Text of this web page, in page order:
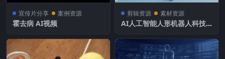
宣传片分享 案例资源
霍去病 AI视频
剪辑资源 素材资源
AI人工智能人形机器人科技